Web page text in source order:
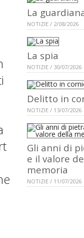
La
NOTIZIE / 2/08/2026
La spia
NOTIZIE / 30/07/2026
Delitto in
NOTIZIE / 13/07/2026
Gli anni di
e il valore
memoria
NOTIZIE / 11/07/2026